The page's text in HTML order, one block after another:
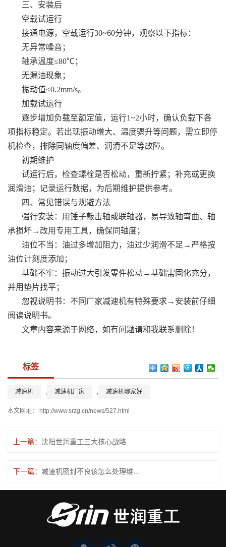
三、安装后
空载试运行
接通电源，空载运行30~60分钟，观察以下指标：
无异常噪音；
轴承温度≤80℃；
无漏油现象；
振动值≤0.2mm/s。
加载试运行
逐步增加负载至额定值，运行1~2小时，确认负载下各
项指标稳定。若出现振动增大、温度骤升等问题，需立即停
机检查，排除同轴度偏差、润滑不足等故障。
初期维护
试运行后，检查螺栓是否松动，重新拧紧；补充或更换
润滑油；记录运行数据，为后期维护提供参考。
四、常见错误与规避方法
强行安装：用锤子敲击轴或联轴器，易导致轴弯曲、轴
承损坏→改用专用工具，确保同轴度；
油位不当：油过多增加阻力，油过少润滑不足→严格按
油位计刻度添加；
基础不牢：振动过大引发零件松动→基础需固化充分，
并用垫片找平；
忽视说明书：不同厂家减速机有特殊要求→安装前仔细
阅读说明书。
文章内容来源于网络，如有问题请和我联系删除！
标签
减速机 , 减速机厂家 , 减速机哪家好
本文网址： http://www.srzg.cn/news/527.html
上一篇： 沈阳世润重工三大核心战略
下一篇：